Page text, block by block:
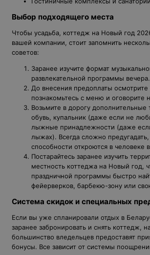
Выбор подходящего места
Чтобы усадьба, коттедж на Новый год
вашей компании, стоит запомнить
советов:
Заранее изучите формат
развлекательной программы вечера.
До внесения предоплаты осмотрите
познакомьтесь с меню и оговорите
Возьмите в дорогу
обувь, купальник (даже если не
лыжные принадлежности (даже
лыжах). Всегда сложно
способности откроются в человеке
Постарайтесь заранее изучить
местность коттеджа на Новый год,
праздничной программы быстро
фейерверков, барбекю-зону или
Система скидок и специальных
Если вы уже спланировали отдых в
заранее забронировать и снять коттедж,
большинство вледельцев предоставят
бонусы. Все зависит от системы